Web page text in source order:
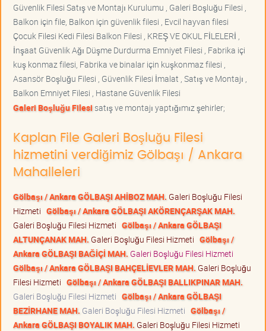
Güvenlik Filesi Satış ve Montajı Kurulumu , Galeri Boşluğu Filesi ,
Balkon için file, Balkon için güvenlik filesi , Evcil hayvan filesi
Çocuk Filesi Kedi Filesi Balkon Filesi , KREŞ VE OKUL FİLELERİ ,
İnşaat Güvenlik Ağı Düşme Durdurma Emniyet Filesi , Fabrika içi
kuş konmaz filesi, Fabrika ve binalar için kuşkonmaz filesi ,
Asansör Boşluğu Filesi , Güvenlik Filesi İmalat , Satış ve Montajı ,
Balkon Emniyet Filesi , Hastane Güvenlik Filesi
Galeri Boşluğu Filesisatış ve montajı yaptığımız şehirler;
Kaplan File Galeri Boşluğu Filesi
hizmetini verdiğimiz Gölbaşı / Ankara
Mahalleleri
Gölbaşı / Ankara GÖLBAŞI AHİBOZ MAH. Galeri Boşluğu Filesi
Hizmeti Gölbaşı / Ankara GÖLBAŞI AKÖRENÇARŞAK MAH.
Galeri Boşluğu Filesi Hizmeti Gölbaşı / Ankara GÖLBAŞI
ALTUNÇANAK MAH. Galeri Boşluğu Filesi Hizmeti Gölbaşı /
Ankara GÖLBAŞI BAĞİÇİ MAH. Galeri Boşluğu Filesi Hizmeti
Gölbaşı / Ankara GÖLBAŞI BAHÇELİEVLER MAH. Galeri Boşluğu
Filesi Hizmeti Gölbaşı / Ankara GÖLBAŞI BALLIKPINAR MAH.
Galeri Boşluğu Filesi Hizmeti Gölbaşı / Ankara GÖLBAŞI
BEZİRHANE MAH. Galeri Boşluğu Filesi Hizmeti Gölbaşı /
Ankara GÖLBAŞI BOYALIK MAH. Galeri Boşluğu Filesi Hizmeti